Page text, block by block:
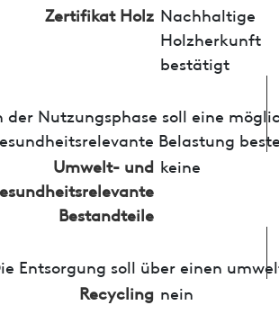
Zertifikat Holz Nachhaltige
Holzherkunft
bestätigt
der Nutzungsphase soll eine
Belastung
Umwelt- und
Bestandteile
keine
Entsorgung soll über einen
Recycling nein